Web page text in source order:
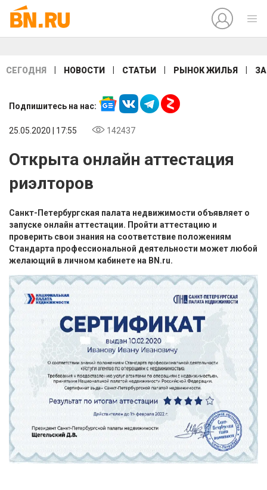
СЕГОДНЯ НОВОСТИ СТАТЬИ РЫНОК ЖИЛЬЯ
Подпишитесь на нас:
25.05.2020 | 17:55 142437
Открыта онлайн аттестация
риэлторов
Санкт-Петербургская палата недвижимости объявляет о
запуске онлайн аттестации. Пройти аттестацию и
проверить свои знания на соответствие положениям
Стандарта профессиональной деятельности может любой
желающий в личном кабинете на BN.ru.